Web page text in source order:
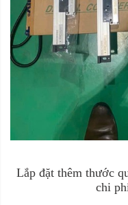
Lắp đặt thêm thước
chi